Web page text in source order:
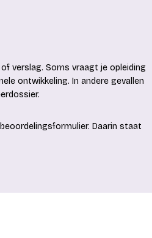
verslag. Soms vraagt je opleiding
ontwikkeling. In andere gevallen
Daarin staat